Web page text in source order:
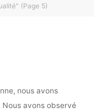
(Page 5)
nous avons
avons observé